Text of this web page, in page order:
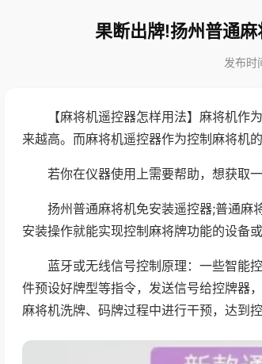
果断出牌!扬州普通
发布时
【麻将机遥控器怎样用法】麻将机
来越高。而麻将机遥控器作为控制麻将机
若你在仪器使用上需要帮助，想获取
扬州普通麻将机免安装遥控器;普通麻
安装操作就能实现控制麻将牌功能的设备或
蓝牙或无线信号控制原理：一些智能
件预设好牌型等指令，发送信号给控牌器
麻将机洗牌、码牌过程中进行干预，达到控